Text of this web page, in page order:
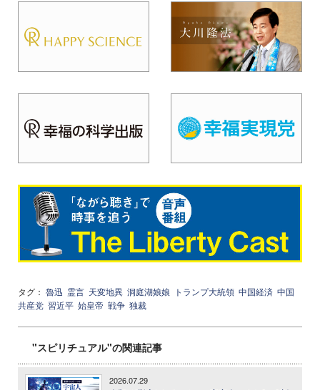
タグ： 魯迅 霊言 天変地異 洞庭湖娘娘 トランプ大統領 中国経済 中国
共産党 習近平 始皇帝 戦争 独裁
"スピリチュアル"の関連記事
2026.07.29